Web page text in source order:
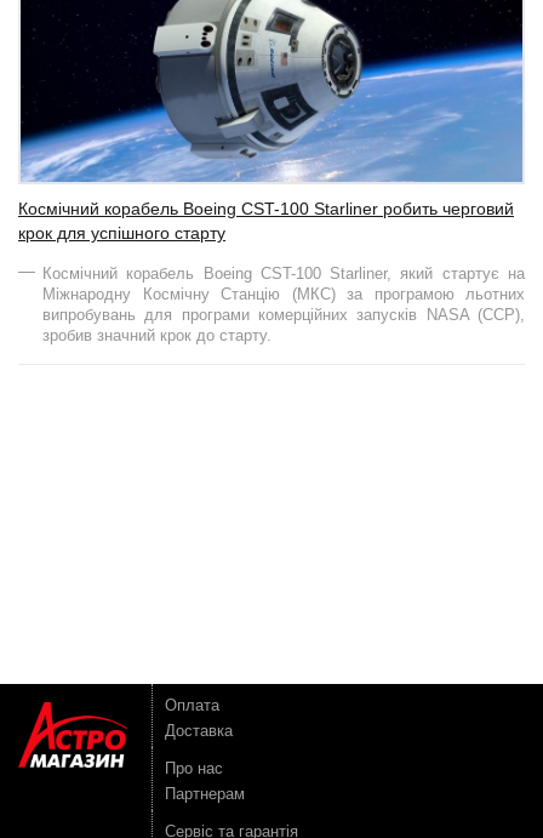
Космічний корабель Boeing CST-100 Starliner робить черговий
крок для успішного старту
Космічний корабель Boeing CST-100 Starliner, який стартує на
Міжнародну Космічну Станцію (МКС) за програмою льотних
випробувань для програми комерційних запусків NASA (CCP),
зробив значний крок до старту.
Оплата
Доставка
Про нас
Партнерам
Сервіс та гарантія